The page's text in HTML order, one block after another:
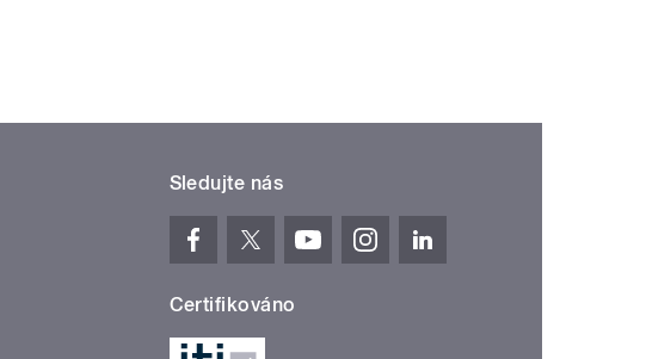
Sledujte nás
Certifikováno